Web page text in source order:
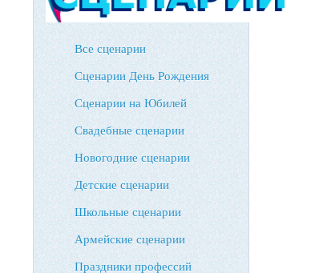
Все сценарии
Сценарии День Рождения
Сценарии на Юбилей
Свадебные сценарии
Новогодние сценарии
Детские сценарии
Школьные сценарии
Армейские сценарии
Праздники профессий